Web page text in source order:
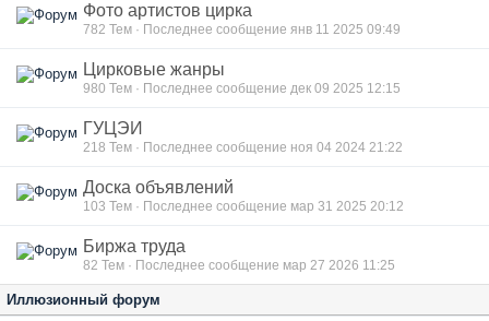
Фото артистов цирка
782 Тем · Последнее сообщение янв 11 2025 09:49
Цирковые жанры
980 Тем · Последнее сообщение дек 09 2025 12:15
ГУЦЭИ
218 Тем · Последнее сообщение ноя 04 2024 21:22
Доска объявлений
103 Тем · Последнее сообщение мар 31 2025 20:12
Биржа труда
82 Тем · Последнее сообщение мар 27 2026 11:25
Иллюзионный форум